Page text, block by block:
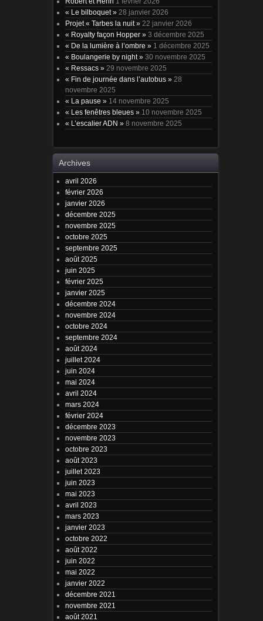
« Le bilboquet » 28 janvier 2026
Projet « Tarbes la nuit » 22 janvier 2026
« Royalty façon Hopper » 3 décembre 2025
« De la lumière à l’ombre » 1 décembre 2025
« Boulangerie by night » 30 novembre 2025
« Ressacs » 29 novembre 2025
« Fin de journée dans l’autobus » 28
novembre 2025
« La pause » 14 novembre 2025
« Les fenêtres bleues » 10 novembre 2025
« L’escalier ADN » 8 novembre 2025
Archives
avril 2026
février 2026
janvier 2026
décembre 2025
novembre 2025
octobre 2025
septembre 2025
août 2025
juin 2025
février 2025
janvier 2025
décembre 2024
novembre 2024
octobre 2024
septembre 2024
août 2024
juillet 2024
juin 2024
mai 2024
avril 2024
mars 2024
février 2024
décembre 2023
novembre 2023
octobre 2023
août 2023
juillet 2023
juin 2023
mai 2023
avril 2023
mars 2023
janvier 2023
octobre 2022
août 2022
juin 2022
mai 2022
janvier 2022
décembre 2021
novembre 2021
août 2021